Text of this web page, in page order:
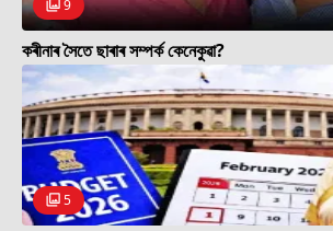
9
কৰীনাৰ সৈতে ছাৰাৰ সম্পৰ্ক কেনেকুৱা?
5